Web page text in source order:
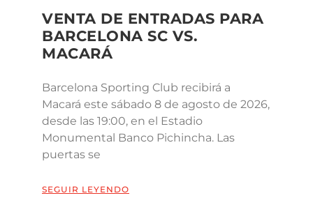
VENTA DE ENTRADAS PARA
BARCELONA SC VS.
MACARÁ
Barcelona Sporting Club recibirá a
Macará este sábado 8 de agosto de 2026,
desde las 19:00, en el Estadio
Monumental Banco Pichincha. Las
puertas se
SEGUIR LEYENDO